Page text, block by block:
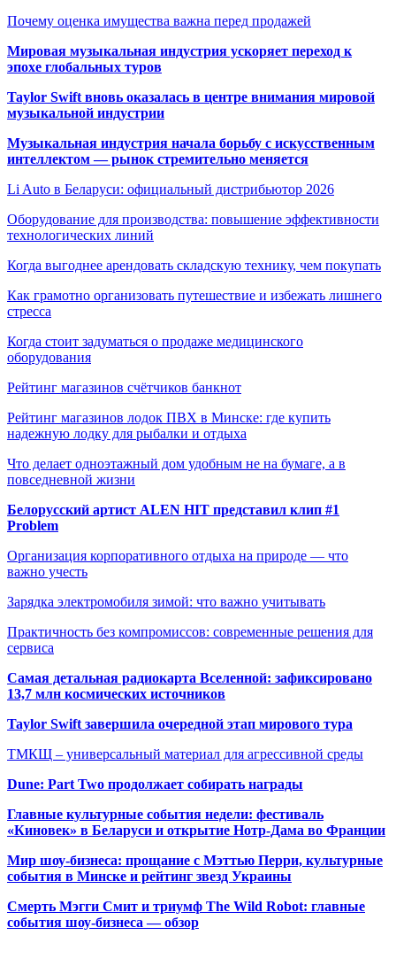
Почему оценка имущества важна перед продажей
Мировая музыкальная индустрия ускоряет переход к
эпохе глобальных туров
Taylor Swift вновь оказалась в центре внимания мировой
музыкальной индустрии
Музыкальная индустрия начала борьбу с искусственным
интеллектом — рынок стремительно меняется
Li Auto в Беларуси: официальный дистрибьютор 2026
Оборудование для производства: повышение эффективности
технологических линий
Когда выгоднее арендовать складскую технику, чем покупать
Как грамотно организовать путешествие и избежать лишнего
стресса
Когда стоит задуматься о продаже медицинского
оборудования
Рейтинг магазинов счётчиков банкнот
Рейтинг магазинов лодок ПВХ в Минске: где купить
надежную лодку для рыбалки и отдыха
Что делает одноэтажный дом удобным не на бумаге, а в
повседневной жизни
Белорусский артист ALEN HIT представил клип #1
Problem
Организация корпоративного отдыха на природе — что
важно учесть
Зарядка электромобиля зимой: что важно учитывать
Практичность без компромиссов: современные решения для
сервиса
Самая детальная радиокарта Вселенной: зафиксировано
13,7 млн космических источников
Taylor Swift завершила очередной этап мирового тура
ТМКЩ – универсальный материал для агрессивной среды
Dune: Part Two продолжает собирать награды
Главные культурные события недели: фестиваль
«Киновек» в Беларуси и открытие Нотр-Дама во Франции
Мир шоу-бизнеса: прощание с Мэттью Перри, культурные
события в Минске и рейтинг звезд Украины
Смерть Мэгги Смит и триумф The Wild Robot: главные
события шоу-бизнеса — обзор